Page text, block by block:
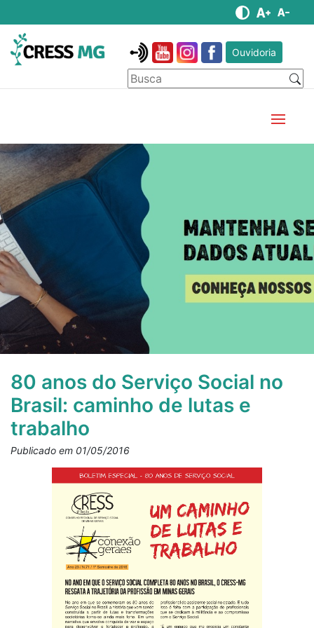
Ouvidoria
80 anos do Serviço Social no
Brasil: caminho de lutas e
trabalho
Publicado em 01/05/2016